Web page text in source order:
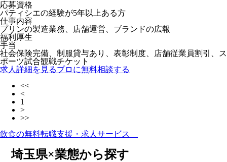
応募資格
パティシエの経験が5年以上ある方
仕事内容
プリンの製造業務、店舗運営、ブランドの広報
福利厚生
手当
社会保険完備、制服貸与あり、表彰制度、店舗従業員割引、ス
ポーツ試合観戦チケット
求人詳細を見るプロに無料相談する
<<
<
1
>
>>
飲食の無料転職支援・求人サービス
埼玉県×業態から探す